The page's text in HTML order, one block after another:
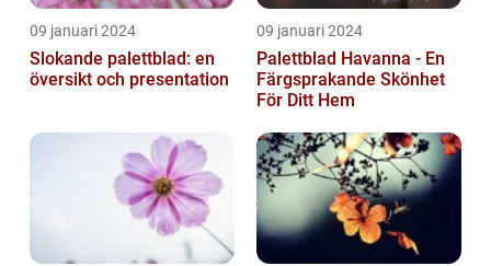
09 januari 2024
Slokande palettblad: en
översikt och presentation
09 januari 2024
Palettblad Havanna - En
Färgsprakande Skönhet
För Ditt Hem